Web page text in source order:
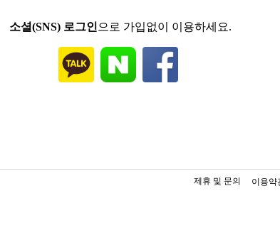
소셜(SNS) 로그인 으로 가입없이 이용하세요.
이용약
제휴 및 문의